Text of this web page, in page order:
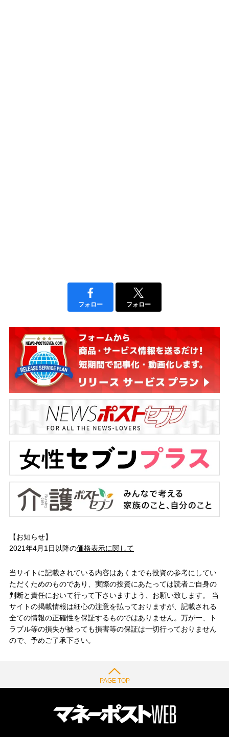
フォロー フォロー
【お知らせ】
2021年4月1日以降の価格表示に関して
当サイトに記載されている内容はあくまでも投資の参考にしてい
ただくためのものであり、実際の投資にあたっては読者ご自身の
判断と責任において行って下さいますよう、お願い致します。 当
サイトの掲載情報は細心の注意を払っておりますが、記載される
全ての情報の正確性を保証するものではありません。万が一、ト
ラブル等の損失が被っても損害等の保証は一切行っておりません
ので、予めご了承下さい。
PAGE TOP